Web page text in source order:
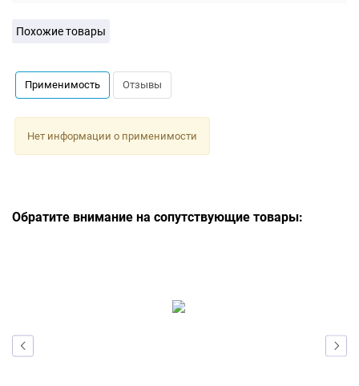
Похожие товары
Применимость Отзывы
Нет информации о применимости
Обратите внимание на сопутствующие товары: